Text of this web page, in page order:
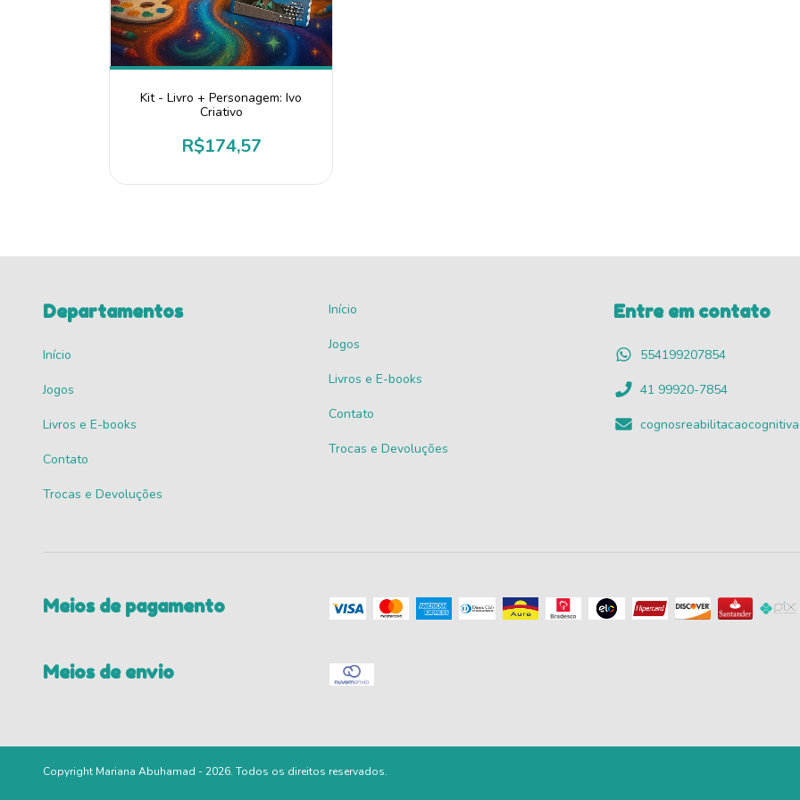
Kit - Livro + Personagem: Ivo
Criativo
R$174,57
Departamentos
Início
Jogos
Livros e E-books
Contato
Trocas e Devoluções
Início
Jogos
Livros e E-books
Contato
Trocas e Devoluções
Entre em contato
554199207854
41 99920-7854
Meios de pagamento
Meios de envio
Copyright Mariana Abuhamad - 2026. Todos os direitos reservados.